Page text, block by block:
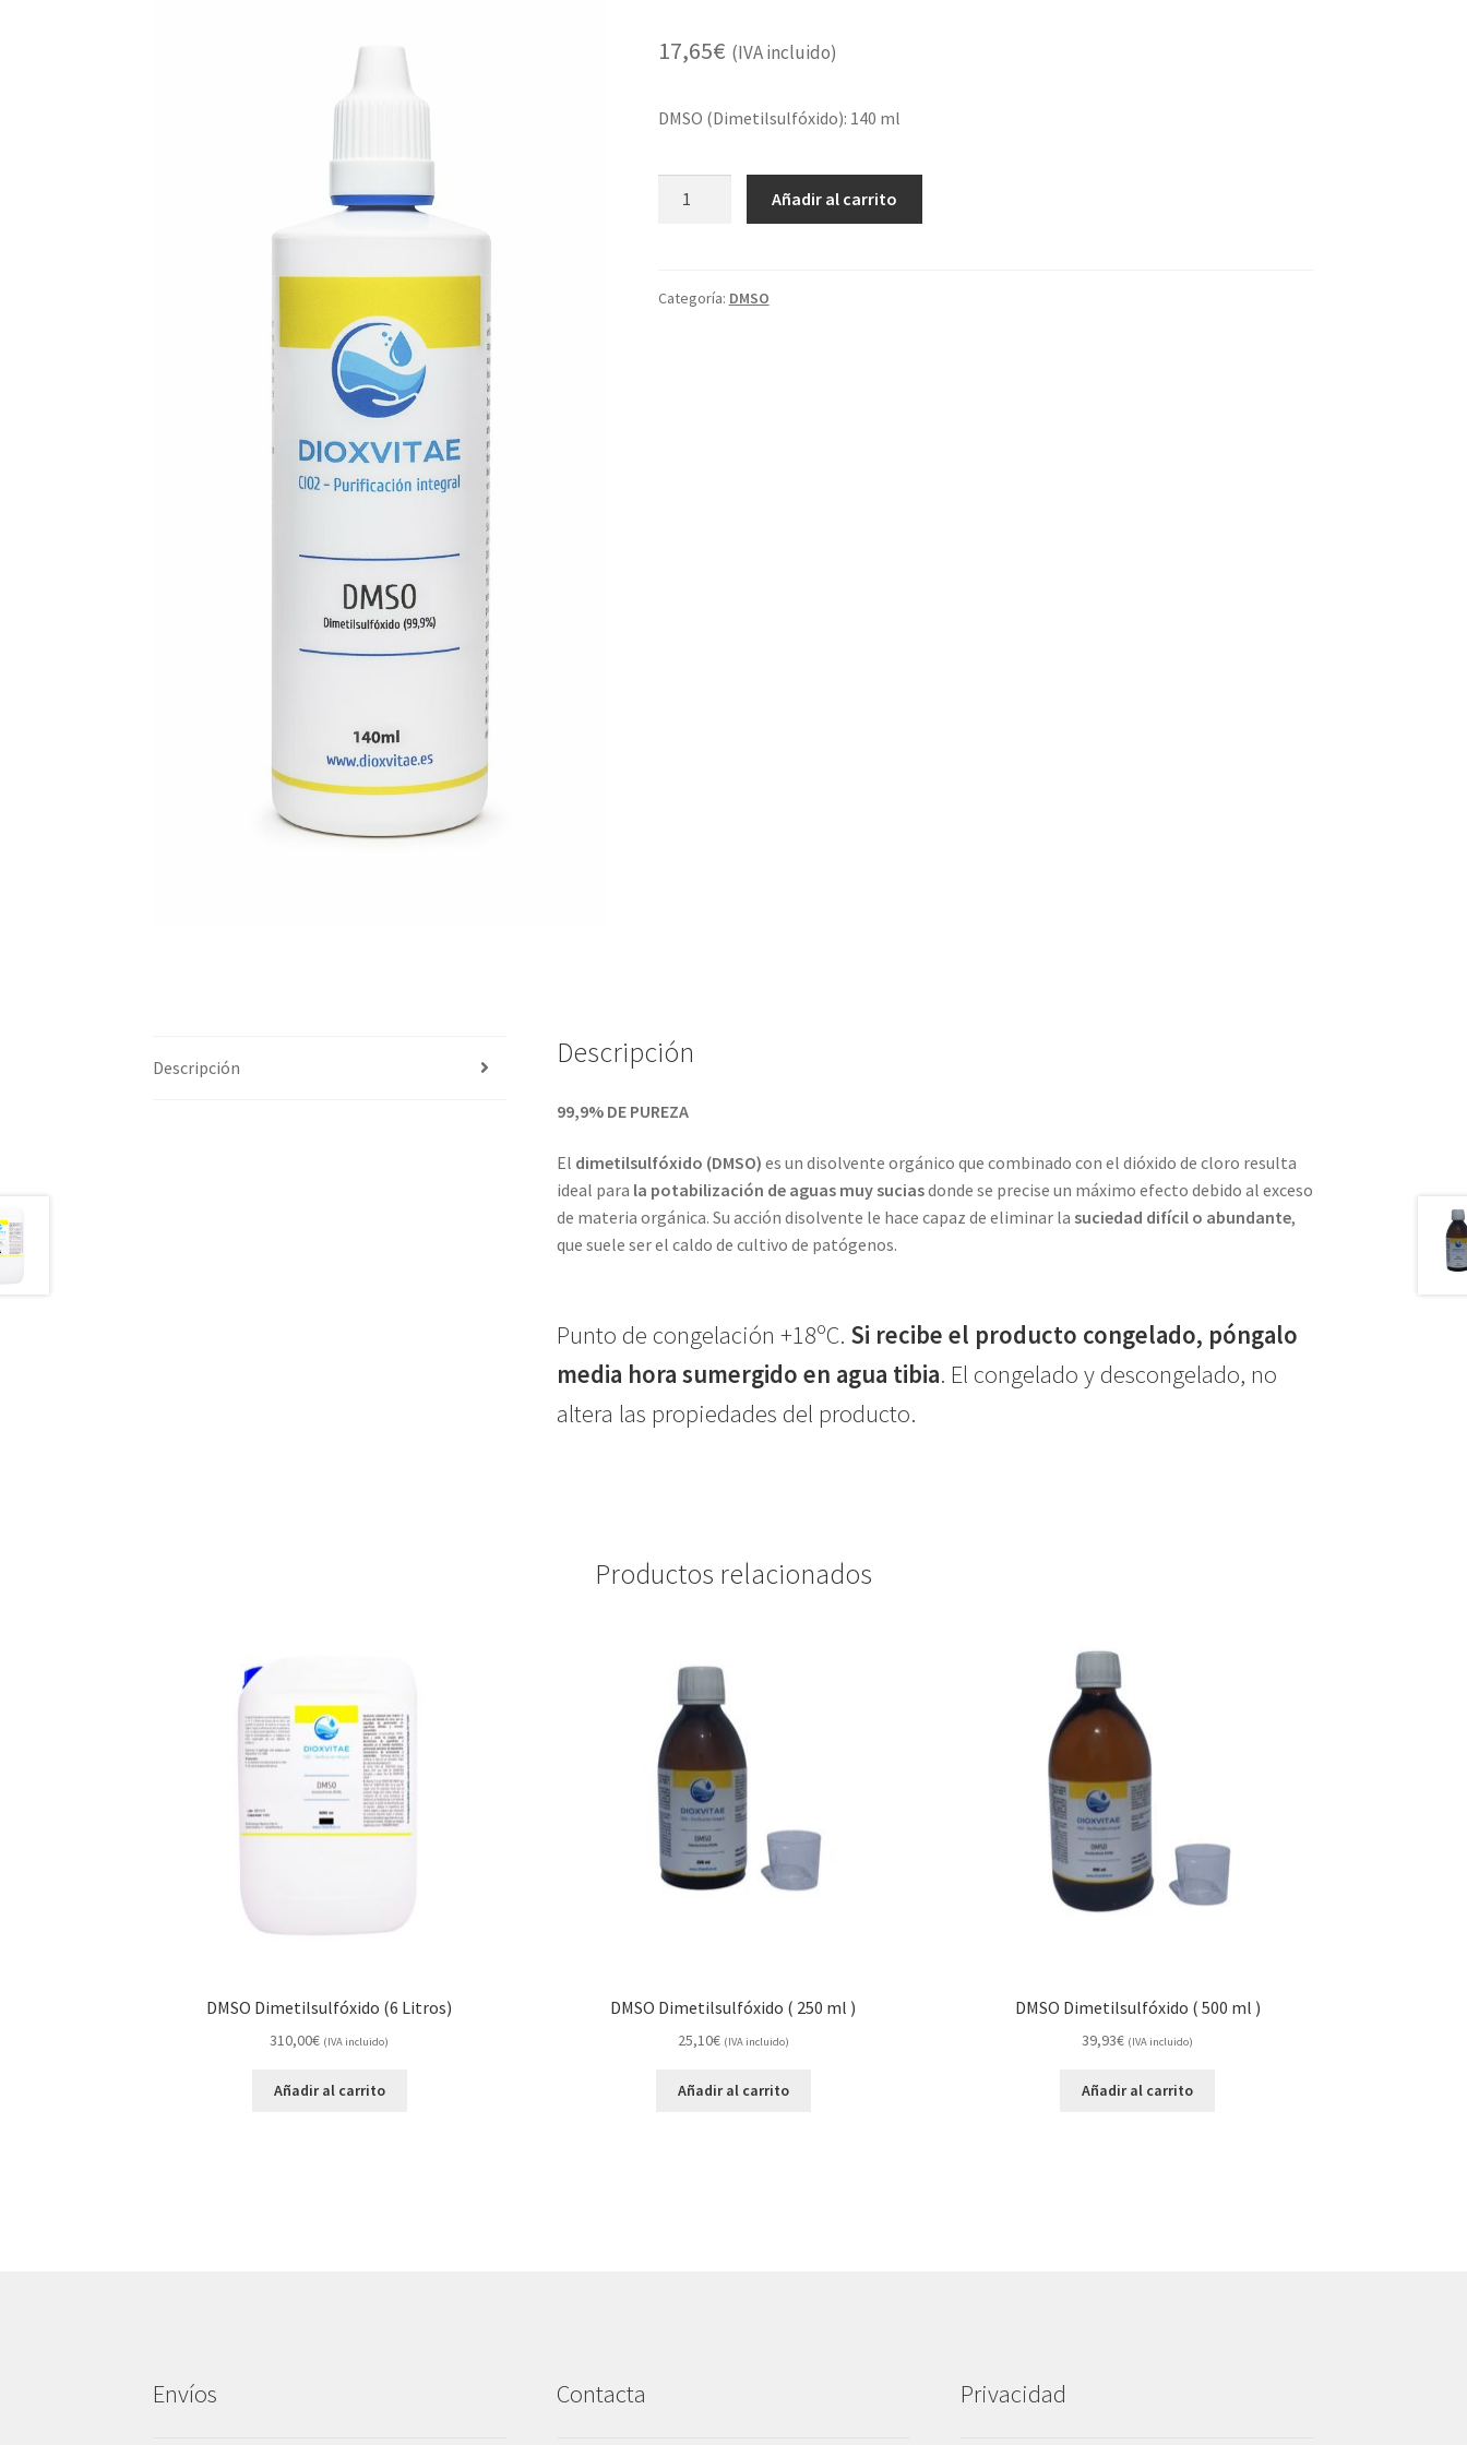
17,65€ (IVA incluido)
DMSO (Dimetilsulfóxido): 140 ml
Añadir al carrito
Categoría: DMSO
Descripción Descripción
99,9% DE PUREZA
El dimetilsulfóxido (DMSO) es un disolvente orgánico que combinado con el dióxido de cloro resulta
ideal para la potabilización de aguas muy suciasdonde se precise un máximo efecto debido al exceso
de materia orgánica. Su acción disolvente le hace capaz de eliminar lasuciedad difícil o abundante,
que suele ser el caldo de cultivo de patógenos.
Punto de congelación +18ºC. Si recibe el producto congelado, póngalo
media hora sumergido en agua tibia. El congelado y descongelado, no
altera las propiedades del producto.
Productos relacionados
DMSO Dimetilsulfóxido (6 Litros)
310,00€ (IVA incluido)
Añadir al carrito
DMSO Dimetilsulfóxido ( 250 ml )
25,10€ (IVA incluido)
Añadir al carrito
DMSO Dimetilsulfóxido ( 500 ml )
39,93€ (IVA incluido)
Añadir al carrito
Envíos Contacta Privacidad